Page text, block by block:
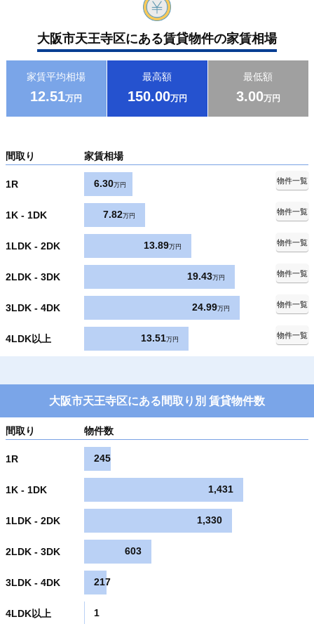
大阪市天王寺区にある賃貸物件の家賃相場
家賃平均相場
12.51万円
最高額
150.00万円
最低額
3.00万円
間取り 家賃相場
1R 6.30万円
物件一覧
1K - 1DK 7.82万円
物件一覧
1LDK - 2DK 13.89万円
物件一覧
2LDK - 3DK 19.43万円
物件一覧
3LDK - 4DK 24.99万円
物件一覧
4LDK以上 13.51万円
物件一覧
大阪市天王寺区にある間取り別 賃貸物件数
間取り 物件数
1R 245
1K - 1DK 1,431
1LDK - 2DK 1,330
2LDK - 3DK 603
3LDK - 4DK 217
4LDK以上 1